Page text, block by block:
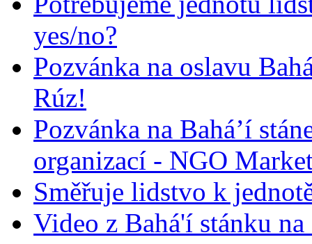
yes/no?
Pozvánka na oslavu
Rúz!
Pozvánka na Bahá’í
organizací - NGO
Směřuje lidstvo k
Video z Bahá'í stánku